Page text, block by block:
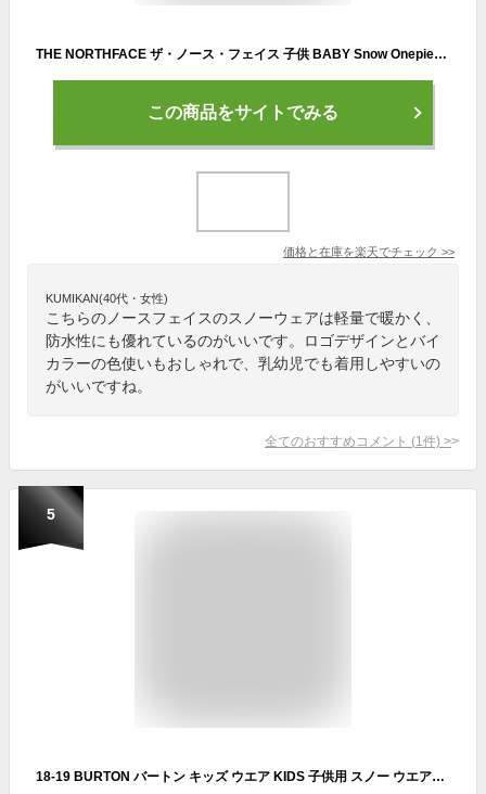
THE NORTHFACE ザ・ノース・フェイス 子供 BABY Snow Onepiece スノーワンピース ベビー 軽量 アウター スノーウェア 雪遊び 防水 アウトドア ロゴ NSB62509 幼児 90cm 100cm ノース 1歳 2歳 乳幼児
この商品をサイトでみる
価格と在庫を楽天でチェック >>
KUMIKAN(40代・女性)
こちらのノースフェイスのスノーウェアは軽量で暖かく、
防水性にも優れているのがいいです。ロゴデザインとバイ
カラーの色使いもおしゃれで、乳幼児でも着用しやすいの
がいいですね。
全てのおすすめコメント (1 件) >
5
18-19 BURTON バートン キッズ ウエア KIDS 子供用 スノー ウエアー 【Girls' Minishred Whiply Jacket 】 【2-7才】幼児向け 日本正規品 【返品種別OUTLET】